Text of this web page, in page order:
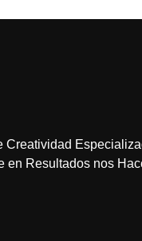
Creatividad
en Resultados nos